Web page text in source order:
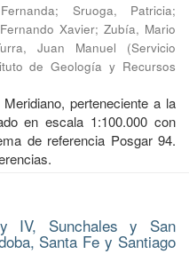
; Sruoga, Patricia;
Xavier;Zubía, Mario
Juan Manuel (Servicio
de Geología y Recursos
perteneciente a la
en escala 1:100.000 con
de referencia Posgar 94.
IV, Sunchales y San
Santa Fe y Santiago